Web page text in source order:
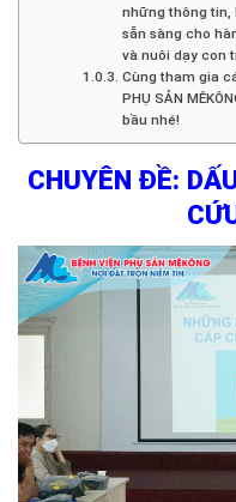
những thông tin,
sẵn sàng cho
và nuôi dạy con
Cùng tham gia
PHỤ SẢN
bầu nhé!
CHUYÊN ĐỀ: